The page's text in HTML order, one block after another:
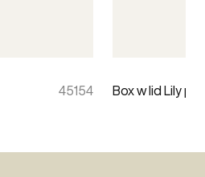
45154 Box w lid Lily